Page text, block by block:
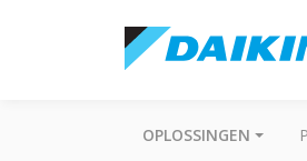
OPLOSSINGEN